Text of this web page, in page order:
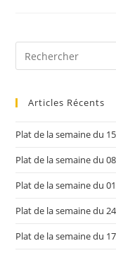
Articles Récents
Plat de la semaine du
Plat de la semaine du
Plat de la semaine du
Plat de la semaine du
Plat de la semaine du